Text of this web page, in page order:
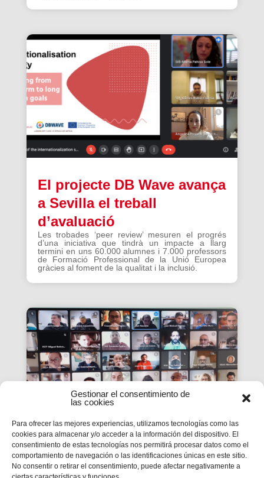
Gestionar el consentimiento de
las cookies
Para ofrecer las mejores experiencias, utilizamos tecnologías como las
cookies para almacenar y/o acceder a la información del dispositivo. El
consentimiento de estas tecnologías nos permitirá procesar datos como el
comportamiento de navegación o las identificaciones únicas en este sitio.
No consentir o retirar el consentimiento, puede afectar negativamente a
El projecte DB Wave avança
a Sevilla el treball
d’avaluació
Les trobades ‘peer review’ mesuren el progrés
d’una iniciativa que tindrà un impacte a llarg
termini en uns 60.000 alumnes i 7.000 professors
de Formació Professional de la Unió Europea
gràcies al foment de la qualitat i la inclusió.
La #PasquaSalesiana 2022